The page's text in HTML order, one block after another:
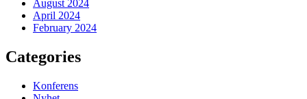
August 2024
April 2024
February 2024
Categories
Konferens